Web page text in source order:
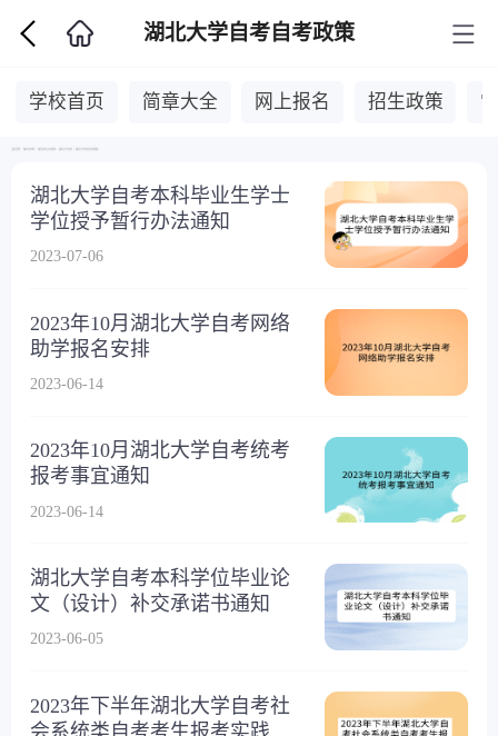
湖北大学自考自考政策
学校首页 简章大全 网上报名 招生政策
湖北大学自考本科毕业生学士
学位授予暂行办法通知
2023-07-06
2023年10月湖北大学自考网络
助学报名安排
2023-06-14
2023年10月湖北大学自考统考
报考事宜通知
2023-06-14
湖北大学自考本科学位毕业论
文（设计）补交承诺书通知
2023-06-05
2023年下半年湖北大学自考社
会系统类自考考生报考实践环